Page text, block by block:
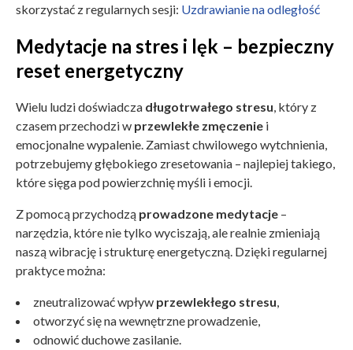
skorzystać z regularnych sesji: Uzdrawianie na odległość
Medytacje na stres i lęk – bezpieczny
reset energetyczny
Wielu ludzi doświadcza długotrwałego stresu, który z
czasem przechodzi w przewlekłe zmęczenie i
emocjonalne wypalenie. Zamiast chwilowego wytchnienia,
potrzebujemy głębokiego zresetowania – najlepiej takiego,
które sięga pod powierzchnię myśli i emocji.
Z pomocą przychodzą prowadzone medytacje –
narzędzia, które nie tylko wyciszają, ale realnie zmieniają
naszą wibrację i strukturę energetyczną. Dzięki regularnej
praktyce można:
zneutralizować wpływ przewlekłego stresu,
otworzyć się na wewnętrzne prowadzenie,
odnowić duchowe zasilanie.